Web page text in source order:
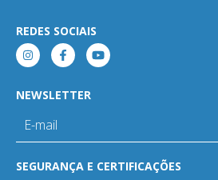
REDES SOCIAIS
NEWSLETTER
SEGURANÇA E CERTIFICAÇÕES